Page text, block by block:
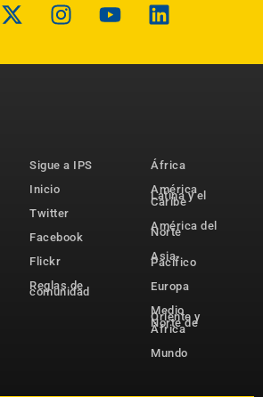
Sigue a IPS
Inicio
Twitter
Facebook
Flickr
Reglas de
comunidad
África
América
Latina y el
Caribe
América del
Norte
Asia-
Pacífico
Europa
Medio
Oriente y
Norte de
África
Mundo